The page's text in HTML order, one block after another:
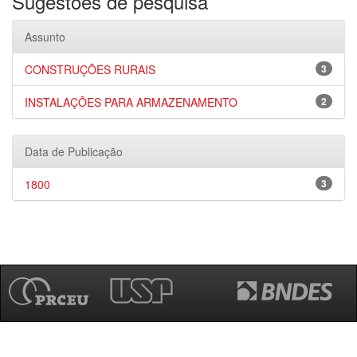
Assunto
3
CONSTRUÇÕES RURAIS
2
INSTALAÇÕES PARA ARMAZENAMENTO
Data de Publicação
3
1800